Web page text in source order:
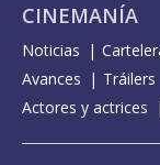
CINEMANÍA
Noticias
Avances
Tráilers
Actores y actrices